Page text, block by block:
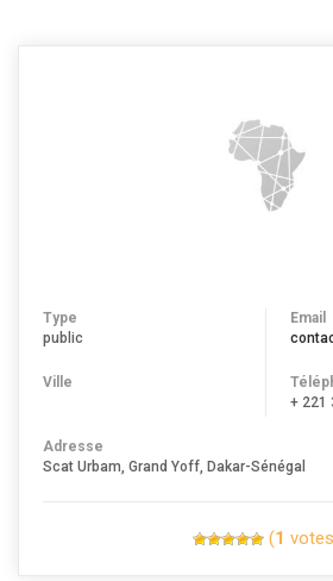
Type
public
Ville
Email
+ 221
Adresse
Scat Urbam, Grand Yoff, Dakar-Sénégal
(1